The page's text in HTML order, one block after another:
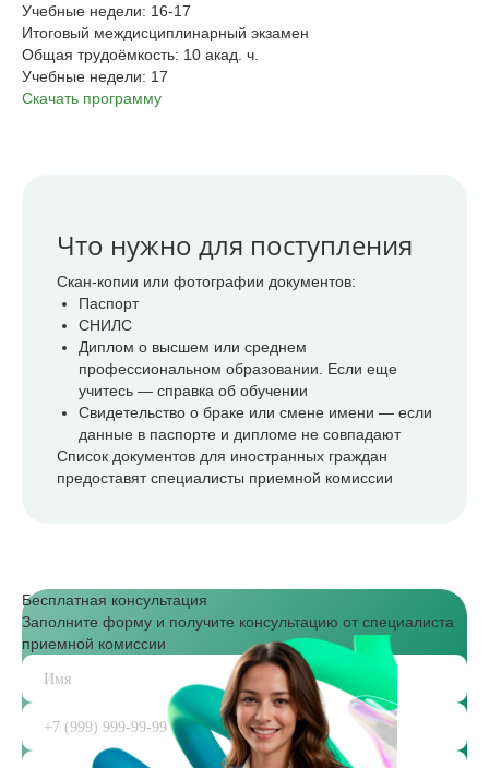
Учебные недели: 16-17
Итоговый междисциплинарный экзамен
Общая трудоёмкость: 10 акад. ч.
Учебные недели: 17
Скачать программу
Что нужно для поступления
Скан-копии или фотографии документов:
Паспорт
СНИЛС
Диплом о высшем или среднем
профессиональном образовании. Если еще
учитесь — справка об обучении
Свидетельство о браке или смене имени — если
данные в паспорте и дипломе не совпадают
Список документов для иностранных граждан
предоставят специалисты приемной комиссии
Бесплатная консультация
Заполните форму и получите консультацию от специалиста
приемной комиссии